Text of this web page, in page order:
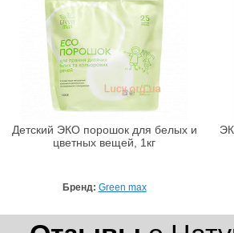
Детский ЭКО порошок для белых и
цветных вещей, 1кг
Бренд: Green max